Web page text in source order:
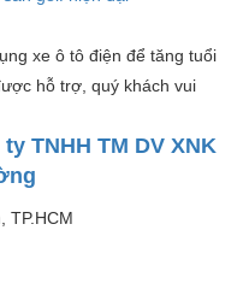
xe ô tô điện để tăng tuổi
hỗ trợ, quý khách vui
TNHH TM DV XNK
TP.HCM